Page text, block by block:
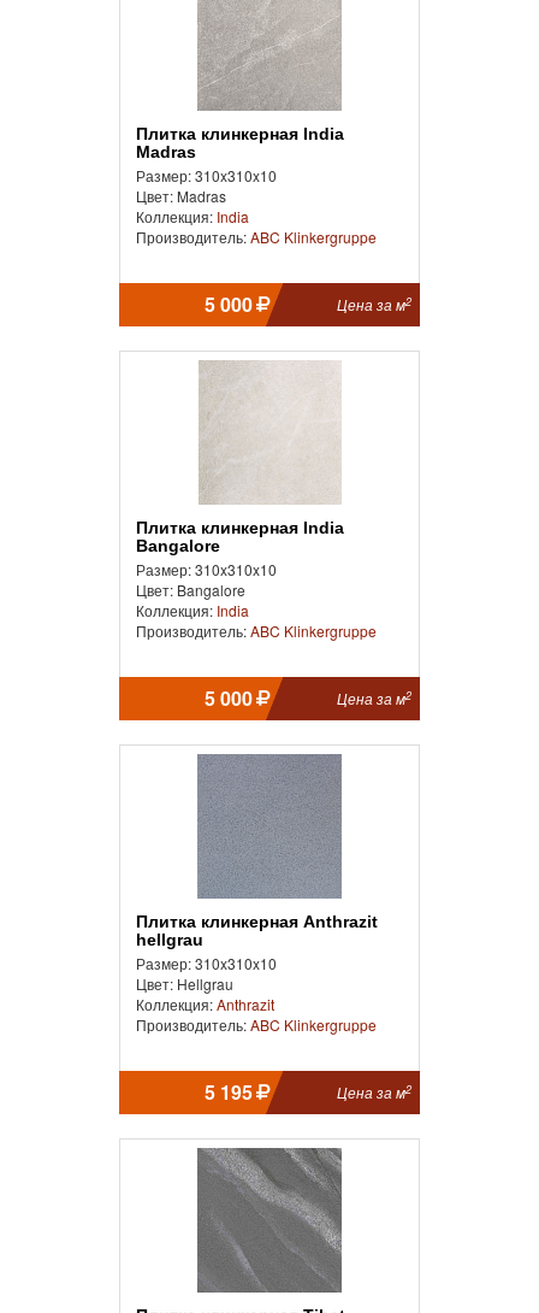
Плитка клинкерная India
Madras
Размер: 310x310x10
Цвет: Madras
Коллекция: India
Производитель:ABC Klinkergruppe
5 000 Цена за м2
Плитка клинкерная India
Bangalore
Размер: 310x310x10
Цвет: Bangalore
Коллекция: India
Производитель:ABC Klinkergruppe
5 000 Цена за м2
Плитка клинкерная Anthrazit
hellgrau
Размер: 310x310x10
Цвет: Hellgrau
Коллекция:Anthrazit
Производитель:ABC Klinkergruppe
5 195 Цена за м2